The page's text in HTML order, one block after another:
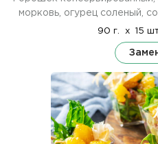
морковь, огурец соленый,
90 г. x 15